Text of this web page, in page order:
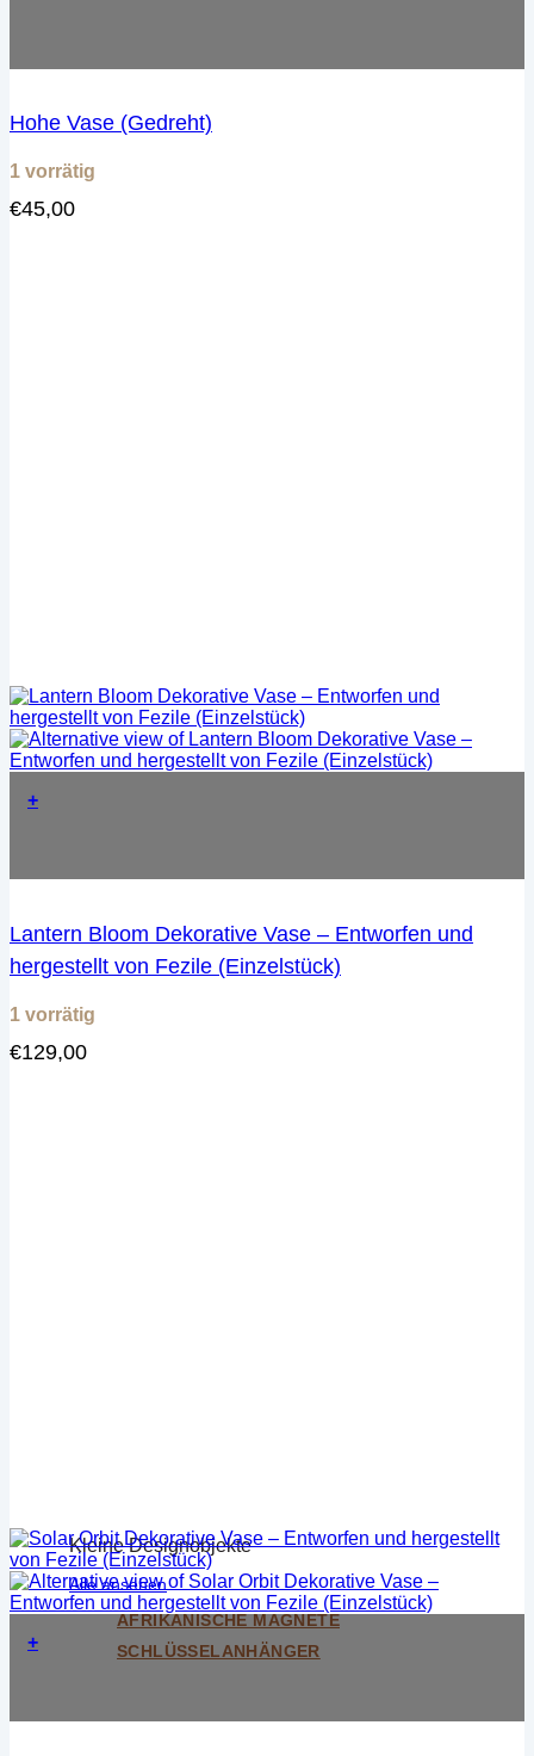
Kleine Designobjekte
Alle ansehen
AFRIKANISCHE MAGNETE
SCHLÜSSELANHÄNGER
Hohe Vase (Gedreht)
1 vorrätig
€45,00
+
Lantern Bloom Dekorative Vase – Entworfen und
hergestellt von Fezile (Einzelstück)
1 vorrätig
€129,00
+